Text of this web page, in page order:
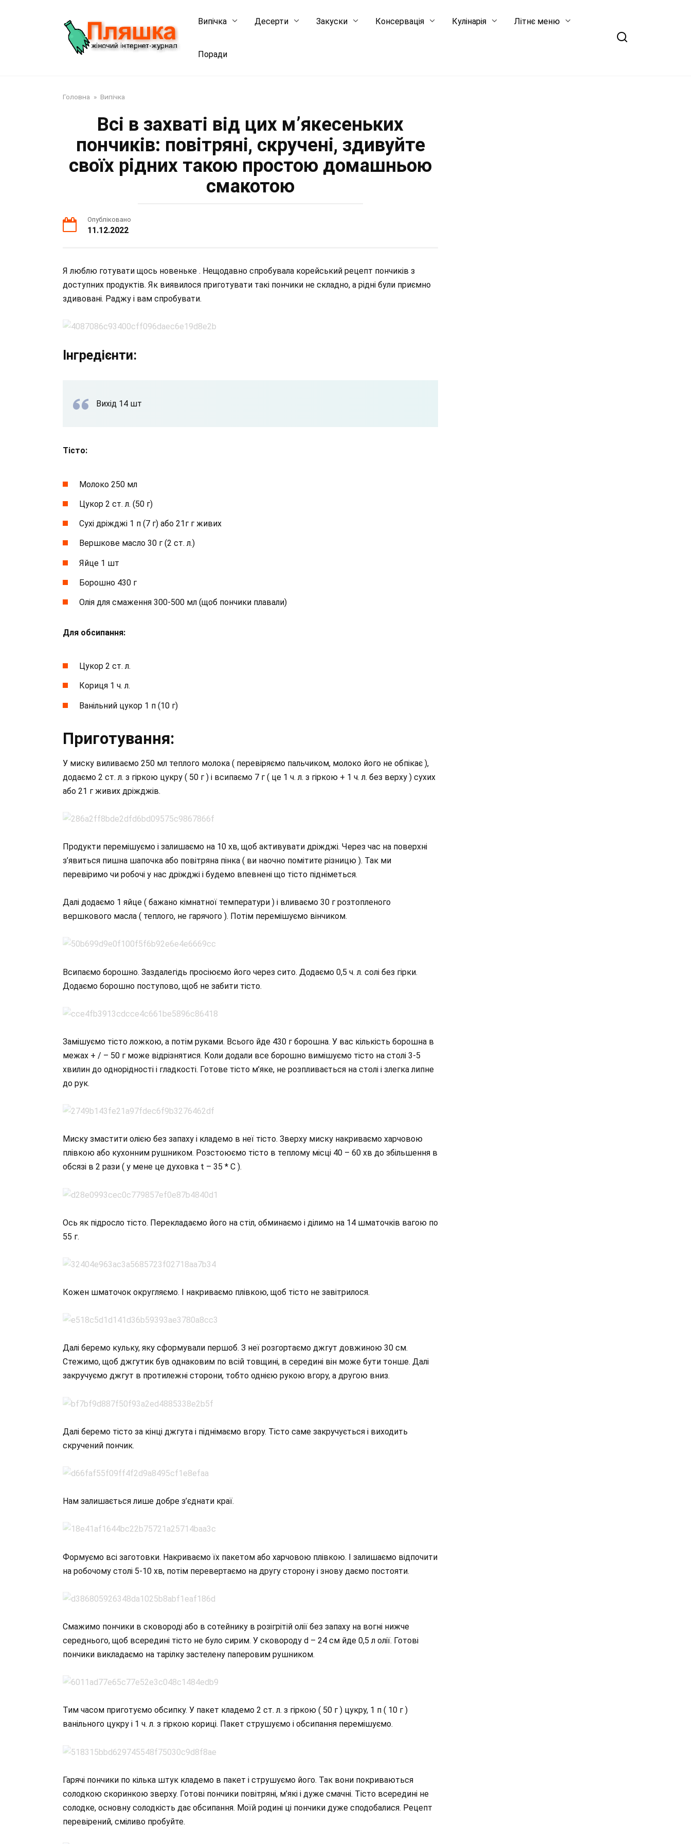
Випічка Десерти Закуски Консервація Кулінарія Літнє меню
Поради
Головна » Випічка
Всі в захваті від цих м’якесеньких
пончиків: повітряні, скручені, здивуйте
своїх рідних такою простою домашньою
смакотою
Опубліковано
11.12.2022
Я люблю готувати щось новеньке . Нещодавно спробувала корейський рецепт пончиків з
доступних продуктів. Як виявилося приготувати такі пончики не складно, а рідні були приємно
здивовані. Раджу і вам спробувати.
Інгредієнти:
Вихід 14 шт
Тісто:
Молоко 250 мл
Цукор 2 ст. л. (50 г)
Сухі дріжджі 1 п (7 г) або 21г г живих
Вершкове масло 30 г (2 ст. л.)
Яйце 1 шт
Борошно 430 г
Олія для смаження 300-500 мл (щоб пончики плавали)
Для обсипання:
Цукор 2 ст. л.
Кориця 1 ч. л.
Ванільний цукор 1 п (10 г)
Приготування:
У миску виливаємо 250 мл теплого молока ( перевіряємо пальчиком, молоко його не обпікає ),
додаємо 2 ст. л. з гіркою цукру ( 50 г ) і всипаємо 7 г ( це 1 ч. л. з гіркою + 1 ч. л. без верху ) сухих
або 21 г живих дріжджів.
Продукти перемішуємо і залишаємо на 10 хв, щоб активувати дріжджі. Через час на поверхні
з’явиться пишна шапочка або повітряна пінка ( ви наочно помітите різницю ). Так ми
перевіримо чи робочі у нас дріжджі і будемо впевнені що тісто підніметься.
Далі додаємо 1 яйце ( бажано кімнатної температури ) і вливаємо 30 г розтопленого
вершкового масла ( теплого, не гарячого ). Потім перемішуємо вінчиком.
Всипаємо борошно. Заздалегідь просіюємо його через сито. Додаємо 0,5 ч. л. солі без гірки.
Додаємо борошно поступово, щоб не забити тісто.
Замішуємо тісто ложкою, а потім руками. Всього йде 430 г борошна. У вас кількість борошна в
межах + / – 50 г може відрізнятися. Коли додали все борошно вимішуємо тісто на столі 3-5
хвилин до однорідності і гладкості. Готове тісто м’яке, не розпливається на столі і злегка липне
до рук.
Миску змастити олією без запаху і кладемо в неї тісто. Зверху миску накриваємо харчовою
плівкою або кухонним рушником. Розстоюємо тісто в теплому місці 40 – 60 хв до збільшення в
обсязі в 2 рази ( у мене це духовка t – 35 * С ).
Ось як підросло тісто. Перекладаємо його на стіл, обминаємо і ділимо на 14 шматочків вагою по
55 г.
Кожен шматочок округляємо. І накриваємо плівкою, щоб тісто не завітрилося.
Далі беремо кульку, яку сформували першоб. З неї розгортаємо джгут довжиною 30 см.
Стежимо, щоб джгутик був однаковим по всій товщині, в середині він може бути тонше. Далі
закручуємо джгут в протилежні сторони, тобто однією рукою вгору, а другою вниз.
Далі беремо тісто за кінці джгута і піднімаємо вгору. Тісто саме закручується і виходить
скручений пончик.
Нам залишається лише добре з’єднати краї.
Формуємо всі заготовки. Накриваємо їх пакетом або харчовою плівкою. І залишаємо відпочити
на робочому столі 5-10 хв, потім перевертаємо на другу сторону і знову даємо постояти.
Смажимо пончики в сковороді або в сотейнику в розігрітій олії без запаху на вогні нижче
середнього, щоб всередині тісто не було сирим. У сковороду d – 24 см йде 0,5 л олії. Готові
пончики викладаємо на тарілку застелену паперовим рушником.
Тим часом приготуємо обсипку. У пакет кладемо 2 ст. л. з гіркою ( 50 г ) цукру, 1 п ( 10 г )
ванільного цукру і 1 ч. л. з гіркою кориці. Пакет струшуємо і обсипання перемішуємо.
Гарячі пончики по кілька штук кладемо в пакет і струшуємо його. Так вони покриваються
солодкою скоринкою зверху. Готові пончики повітряні, м’які і дуже смачні. Тісто всередині не
солодке, основну солодкість дає обсипання. Моїй родині ці пончики дуже сподобалися. Рецепт
перевірений, сміливо пробуйте.